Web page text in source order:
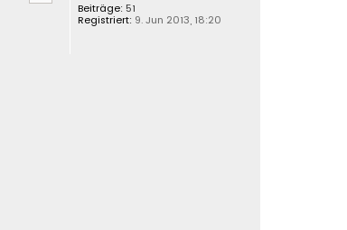
Beiträge: 51
Registriert: 9. Jun 2013, 18:20